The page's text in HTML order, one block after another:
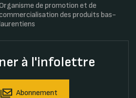
de promotion et de
des produits bas-
à l'infolettre
Abonnement